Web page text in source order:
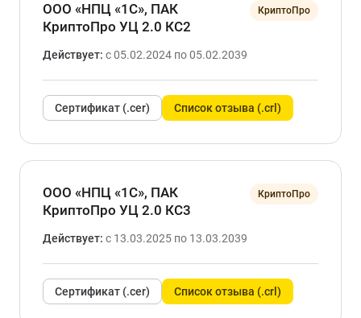
ООО «НПЦ «1С», ПАК
КриптоПро УЦ 2.0 КС2
КриптоПро
Действует: с 05.02.2024 по 05.02.2039
Сертификат (.cer) Список отзыва (.crl)
ООО «НПЦ «1С», ПАК
КриптоПро УЦ 2.0 КС3
КриптоПро
Действует: с 13.03.2025 по 13.03.2039
Сертификат (.cer) Список отзыва (.crl)